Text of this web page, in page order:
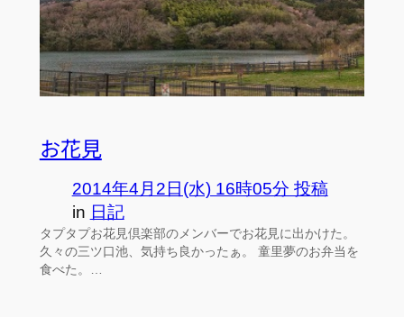
お花見
2014年4月2日(水) 16時05分 投稿
in 日記
タプタプお花見倶楽部のメンバーでお花見に出かけた。
久々の三ツ口池、気持ち良かったぁ。 童里夢のお弁当を
食べた。…